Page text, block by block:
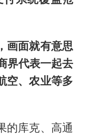
画面就有意思
界代表一起去
空、农业等多
的库克、高通